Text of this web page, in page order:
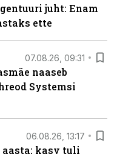
juht: Enam
ette
07.08.26, 09:31
naaseb
Systemsi
06.08.26, 13:17
kasv tuli